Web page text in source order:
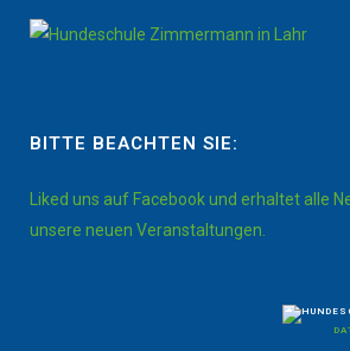
BITTE BEACHTEN SIE:
Liked uns auf Facebook und erhaltet alle
unsere neuen Veranstaltungen.